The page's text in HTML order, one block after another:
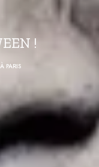
!
PARIS